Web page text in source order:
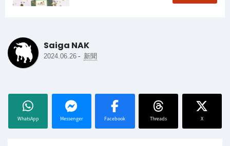
Saiga NAK
2024.06.26 - 新聞
WhatsApp Messenger Facebook Threads X